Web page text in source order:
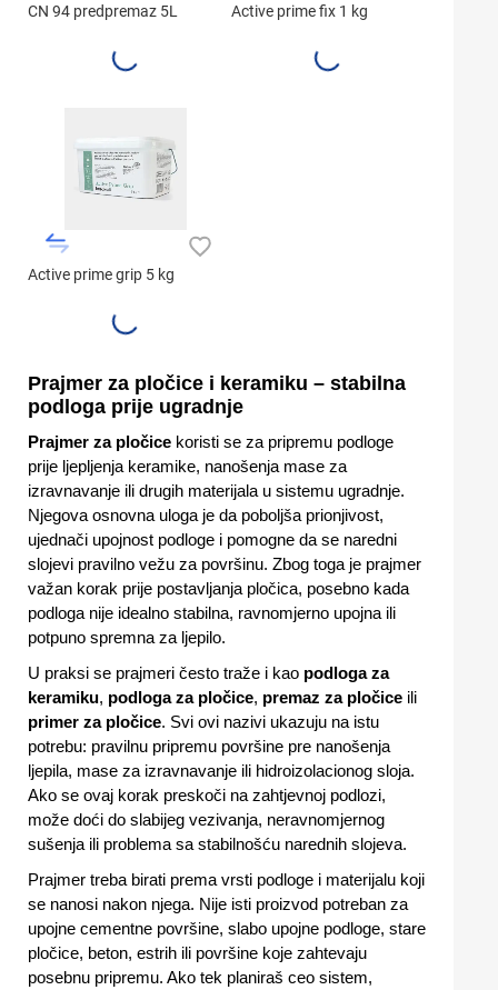
CN 94 predpremaz 5L Active prime fix 1 kg
Active prime grip 5 kg
Prajmer za pločice i keramiku – stabilna
podloga prije ugradnje
Prajmer za pločice koristi se za pripremu podloge
prije ljepljenja keramike, nanošenja mase za
izravnavanje ili drugih materijala u sistemu ugradnje.
Njegova osnovna uloga je da poboljša prionjivost,
ujednači upojnost podloge i pomogne da se naredni
slojevi pravilno vežu za površinu. Zbog toga je prajmer
važan korak prije postavljanja pločica, posebno kada
podloga nije idealno stabilna, ravnomjerno upojna ili
potpuno spremna za ljepilo.
U praksi se prajmeri često traže i kao podloga za
keramiku, podloga za pločice, premaz za pločice ili
primer za pločice. Svi ovi nazivi ukazuju na istu
potrebu: pravilnu pripremu površine pre nanošenja
ljepila, mase za izravnavanje ili hidroizolacionog sloja.
Ako se ovaj korak preskoči na zahtjevnoj podlozi,
može doći do slabijeg vezivanja, neravnomjernog
sušenja ili problema sa stabilnošću narednih slojeva.
Prajmer treba birati prema vrsti podloge i materijalu koji
se nanosi nakon njega. Nije isti proizvod potreban za
upojne cementne površine, slabo upojne podloge, stare
pločice, beton, estrih ili površine koje zahtevaju
posebnu pripremu. Ako tek planiraš ceo sistem,